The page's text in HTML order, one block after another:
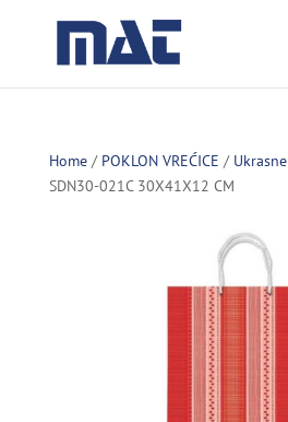
Home/ POKLON VREĆICE /
SDN30-021C 30X41X12 CM